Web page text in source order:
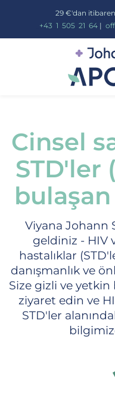
29 €'dan
+43 1 505_ 21 64|
Cinsel
STD'ler
Viyana Johann
geldiniz - HIV
hastalıklar
danışmanlık ve
Size gizli ve
ziyaret edin ve
STD'ler